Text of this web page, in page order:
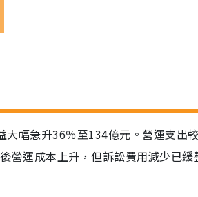
幅急升36％至134億元。營運支出
營運成本上升，但訴訟費用減少已緩